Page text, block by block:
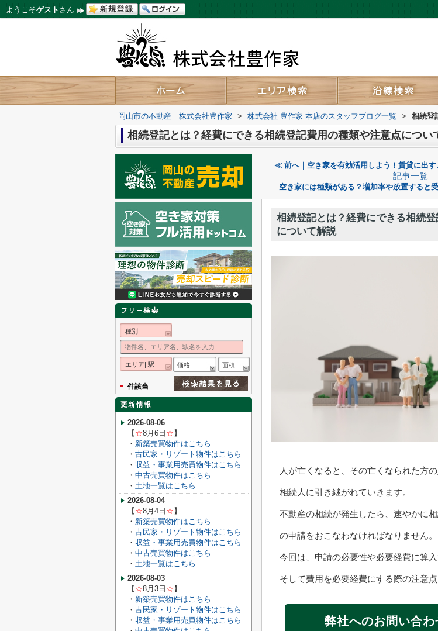
ようこそゲスト さん
岡山市の不動産｜株式会社豊作家 > 株式会社 豊作家 本店のスタッフブログ一覧 > 相続登
相続登記とは？経費にできる相続登記費用の種類や注意点につい
≪ 前へ｜空き家を有効活用しよう！賃貸に出
記事一覧
空き家には種類がある？増加率や放置すると
相続登記とは？経費にできる相続
について解説
人が亡くなると、その亡くなられた方
相続人に引き継がれていきます。
不動産の相続が発生したら、速やかに
の申請をおこなわなければなりません。
今回は、申請の必要性や必要経費に算
そして費用を必要経費にする際の注意点
弊社へのお問い合わ
種別
エリア| 駅 価格 面積
- 件該当
2026-08-06
【 ☆8月6 日 ☆ 】
・ 新築売買物件はこちら
・ 古民家・リゾート物件はこちら
・ 収益・事業用売買物件はこちら
・ 中古売買物件はこちら
・ 土地一覧はこちら
2026-08-04
【 ☆8月4 日 ☆ 】
・ 新築売買物件はこちら
・ 古民家・リゾート物件はこちら
・ 収益・事業用売買物件はこちら
・ 中古売買物件はこちら
・ 土地一覧はこちら
2026-08-03
【 ☆8月3 日 ☆ 】
・ 新築売買物件はこちら
・ 古民家・リゾート物件はこちら
・ 収益・事業用売買物件はこちら